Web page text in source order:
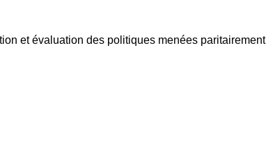
et évaluation des politiques menées paritairement